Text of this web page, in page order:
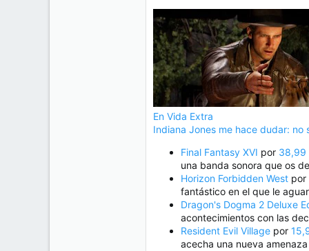
En Vida Extra
Indiana Jones me hace dudar: no
Final Fantasy XVI por 38,99
una banda sonora que os
Horizon Forbidden West por
fantástico en el que le
Dragon's Dogma 2 Deluxe
acontecimientos con las
Resident Evil Village por
acecha una nueva